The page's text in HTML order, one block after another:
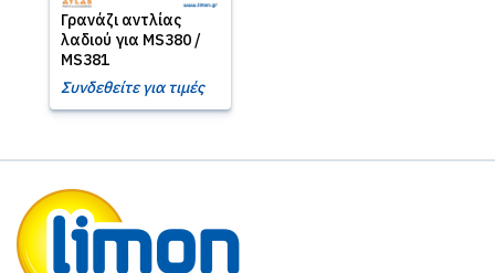
Γρανάζι αντλίας
λαδιού για MS380 /
MS381
Συνδεθείτε για τιμές